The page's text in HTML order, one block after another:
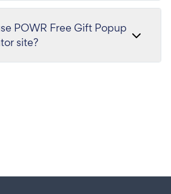
POWR Free Gift Popup
site?